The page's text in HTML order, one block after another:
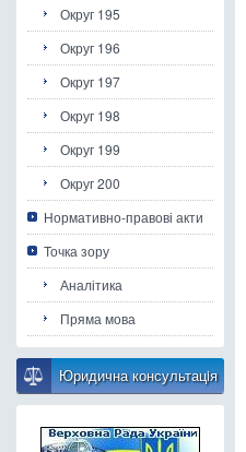
Округ 195
Округ 196
Округ 197
Округ 198
Округ 199
Округ 200
Нормативно-правові акти
Точка зору
Аналітика
Пряма мова
Юридична консультацiя